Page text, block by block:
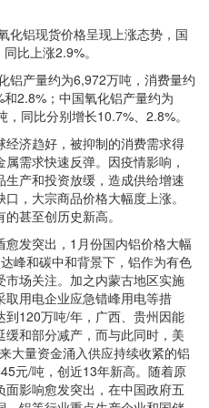
化铝现货价格呈现上涨态势，国
比上涨2.9%。
铝产量约为6,972万吨，消费量约
2.8%；中国氧化铝产量约为
同比分别增长10.7%、2.8%。
济趋好，被抑制的消费需求得
需求快速反弹。因疫情影响，
产和投资放缓，造成供给增速
，大宗商品价格大幅度上涨。
甚至创历史新高。
发突出，1月份国内铝价格大幅
峰和碳中和背景下，铝作为有色
场关注。加之内蒙古地区实施
用电企业应急错峰用电等措
120万吨/年，广西、贵州因能
和部分减产，而与此同时，美
大量资金涌入供应持续收紧的铝
元/吨，创近13年新高。随着原
影响愈发突出，在中国政府五